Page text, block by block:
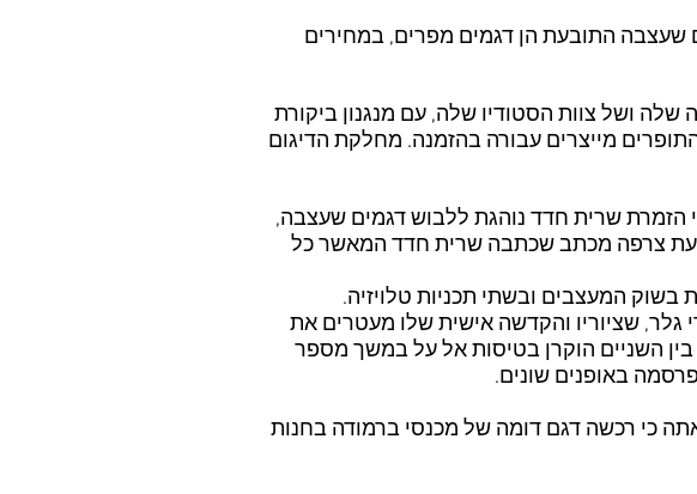
שעצבה התובעת הן דגמים מפרים, במחירים
ושל צוות הסטודיו שלה, עם מנגנון ביקורת
מייצרים עבורה בהזמנה. מחלקת הדיגום
הזמרת שרית חדד נוהגת ללבוש דגמים שעצבה,
צרפה מכתב שכתבה שרית חדד המאשר כל
המעצבים ובשתי תכניות טלויזיה.
גלר, שציוריו והקדשה אישית שלו מעטרים את
השניים הוקרן בטיסות אל על במשך מספר
באופנים שונים.
נושא התביעה. הראתה כי רכשה דגם דומה של מכנסי ברמודה בחנות